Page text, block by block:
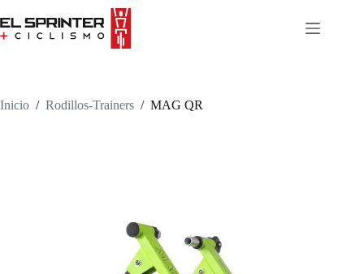
to
content
Inicio / Rodillos-Trainers / MAG QR